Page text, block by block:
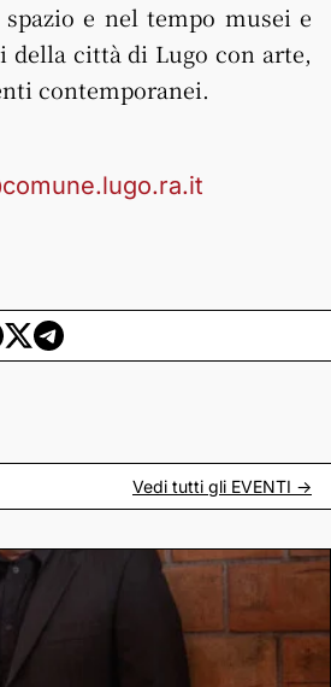
e nel tempo musei e
città di Lugo con arte,
contemporanei.
Vedi tutti gli EVENTI ->